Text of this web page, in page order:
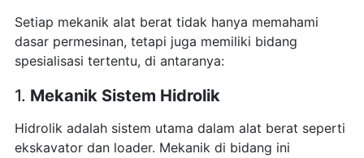
Setiap mekanik alat berat tidak hanya memahami
dasar permesinan, tetapi juga memiliki bidang
spesialisasi tertentu, di antaranya:
1. Mekanik Sistem Hidrolik
Hidrolik adalah sistem utama dalam alat berat seperti
ekskavator dan loader. Mekanik di bidang ini